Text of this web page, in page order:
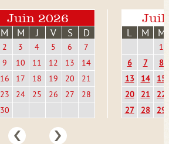
Juin 2026
M M J V S D
2 3 4 5 6
7
9 10 11 12 13
14
16 17 18 19 20
21
23 24 25 26 27
28
30
L M M
1
6
7
8
13
14
15
20
21
22
27
28 29